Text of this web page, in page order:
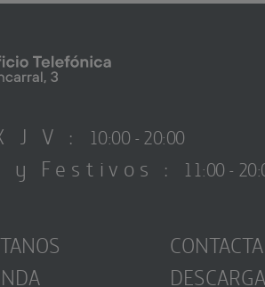
J V : 10:00 - 20:00
y Festivos : 11:00 -
CONTACTA